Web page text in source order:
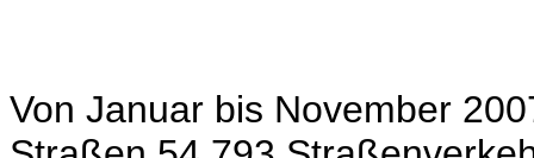
Von Januar bis November